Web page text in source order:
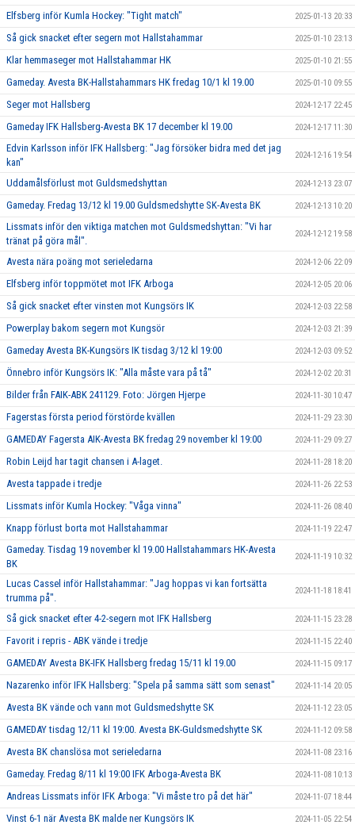
Elfsberg inför Kumla Hockey: "Tight match" 2025-01-13 20:33
Så gick snacket efter segern mot Hallstahammar 2025-01-10 23:13
Klar hemmaseger mot Hallstahammar HK 2025-01-10 21:55
Gameday. Avesta BK-Hallstahammars HK fredag 10/1 kl 19.00 2025-01-10 09:55
Seger mot Hallsberg 2024-12-17 22:45
Gameday IFK Hallsberg-Avesta BK 17 december kl 19.00 2024-12-17 11:30
Edvin Karlsson inför IFK Hallsberg: "Jag försöker bidra med det jag
kan"
2024-12-16 19:54
Uddamålsförlust mot Guldsmedshyttan 2024-12-13 23:07
Gameday. Fredag 13/12 kl 19.00 Guldsmedshytte SK-Avesta BK 2024-12-13 10:20
Lissmats inför den viktiga matchen mot Guldsmedshyttan: "Vi har
tränat på göra mål".
2024-12-12 19:58
Avesta nära poäng mot serieledarna 2024-12-06 22:09
Elfsberg inför toppmötet mot IFK Arboga 2024-12-05 20:06
Så gick snacket efter vinsten mot Kungsörs IK 2024-12-03 22:58
Powerplay bakom segern mot Kungsör 2024-12-03 21:39
Gameday Avesta BK-Kungsörs IK tisdag 3/12 kl 19:00 2024-12-03 09:52
Önnebro inför Kungsörs IK: "Alla måste vara på tå" 2024-12-02 20:31
Bilder från FAIK-ABK 241129. Foto: Jörgen Hjerpe 2024-11-30 10:47
Fagerstas första period förstörde kvällen 2024-11-29 23:30
GAMEDAY Fagersta AIK-Avesta BK fredag 29 november kl 19:00 2024-11-29 09:27
Robin Leijd har tagit chansen i A-laget. 2024-11-28 18:20
Avesta tappade i tredje 2024-11-26 22:53
Lissmats inför Kumla Hockey: "Våga vinna" 2024-11-26 08:40
Knapp förlust borta mot Hallstahammar 2024-11-19 22:47
Gameday. Tisdag 19 november kl 19.00 Hallstahammars HK-Avesta
BK
2024-11-19 10:32
Lucas Cassel inför Hallstahammar: "Jag hoppas vi kan fortsätta
trumma på".
2024-11-18 18:41
Så gick snacket efter 4-2-segern mot IFK Hallsberg 2024-11-15 23:28
Favorit i repris - ABK vände i tredje 2024-11-15 22:40
GAMEDAY Avesta BK-IFK Hallsberg fredag 15/11 kl 19.00 2024-11-15 09:17
Nazarenko inför IFK Hallsberg: "Spela på samma sätt som senast" 2024-11-14 20:05
Avesta BK vände och vann mot Guldsmedshytte SK 2024-11-12 23:05
GAMEDAY tisdag 12/11 kl 19:00. Avesta BK-Guldsmedshytte SK 2024-11-12 09:58
Avesta BK chanslösa mot serieledarna 2024-11-08 23:16
Gameday. Fredag 8/11 kl 19:00 IFK Arboga-Avesta BK 2024-11-08 10:13
Andreas Lissmats inför IFK Arboga: "Vi måste tro på det här" 2024-11-07 18:44
Vinst 6-1 när Avesta BK malde ner Kungsörs IK 2024-11-05 22:54